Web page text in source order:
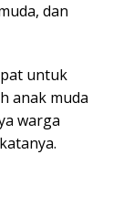
dan
untuk
anak muda
warga